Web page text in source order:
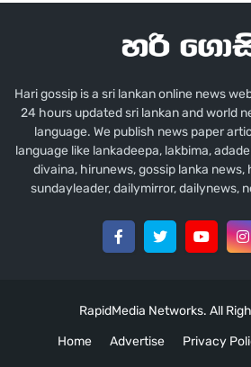
Hari gossip is a sri lankan online news
24 hours updated sri lankan and world
language. We publish news paper
language like lankadeepa, lakbima,
divaina, hirunews, gossip lanka news,
sundayleader, dailymirror, dailynews,
RapidMedia Networks. All
Home
Advertise Privacy